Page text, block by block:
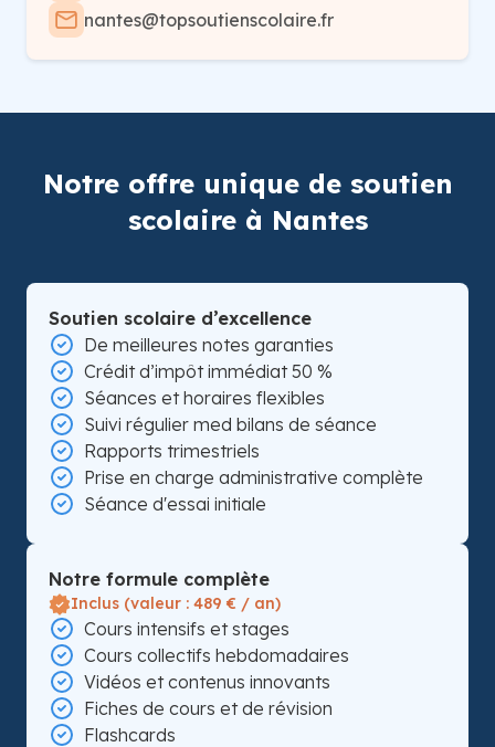
nantes@topsoutienscolaire.fr
Notre offre unique de soutien
scolaire à Nantes
Soutien scolaire d’excellence
De meilleures notes garanties
Crédit d’impôt immédiat 50 %
Séances et horaires flexibles
Suivi régulier med bilans de séance
Rapports trimestriels
Prise en charge administrative complète
Séance d'essai initiale
Notre formule complète
Inclus (valeur : 489 € / an)
Cours intensifs et stages
Cours collectifs hebdomadaires
Vidéos et contenus innovants
Fiches de cours et de révision
Flashcards